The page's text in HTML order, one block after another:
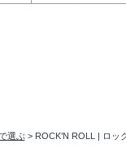
選ぶ> ROCK’N ROLL | ロッ